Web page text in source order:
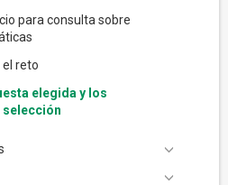
para consulta sobre
reto
elegida y los